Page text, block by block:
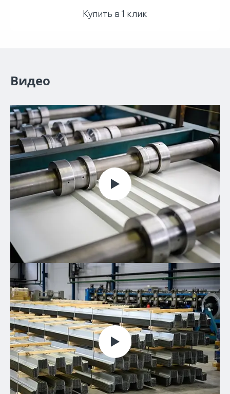
Купить в 1 клик
Видео